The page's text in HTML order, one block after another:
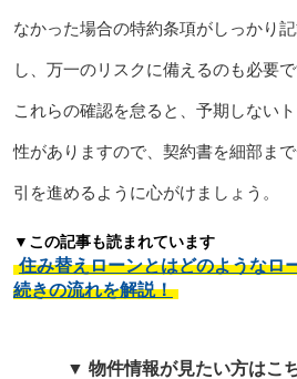
なかった場合の特約条項がしっかり
し、万一のリスクに備えるのも必要で
これらの確認を怠ると、予期しない
性がありますので、契約書を細部ま
引を進めるように心がけましょう。
▼この記事も読まれています
住み替えローンとはどのようなロ
続きの流れを解説！
▼ 物件情報が見たい方はこ